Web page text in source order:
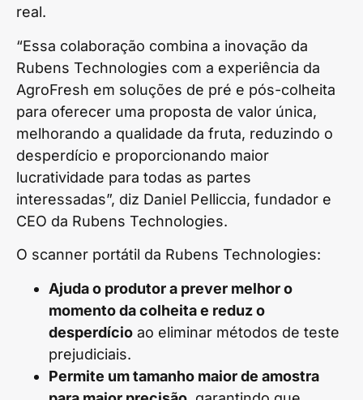
real.
“Essa colaboração combina a inovação da
Rubens Technologies com a experiência da
AgroFresh em soluções de pré e pós-colheita
para oferecer uma proposta de valor única,
melhorando a qualidade da fruta, reduzindo o
desperdício e proporcionando maior
lucratividade para todas as partes
interessadas”, diz Daniel Pelliccia, fundador e
CEO da Rubens Technologies.
O scanner portátil da Rubens Technologies:
Ajuda o produtor a prever melhor o
momento da colheita e reduz o
desperdício ao eliminar métodos de teste
prejudiciais.
Permite um tamanho maior de amostra